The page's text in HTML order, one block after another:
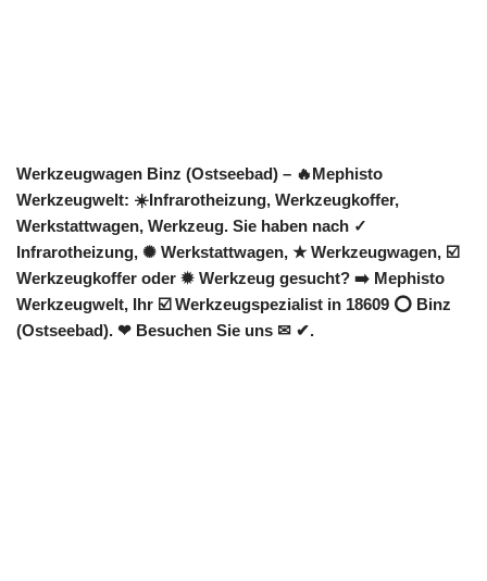
Werkzeugwagen Binz (Ostseebad) – 🔥Mephisto
Werkzeugwelt: ☀️Infrarotheizung, Werkzeugkoffer,
Werkstattwagen, Werkzeug. Sie haben nach ✓
Infrarotheizung, ✺ Werkstattwagen, ★ Werkzeugwagen, ☑️
Werkzeugkoffer oder ✹ Werkzeug gesucht? ➡️ Mephisto
Werkzeugwelt, Ihr ☑️ Werkzeugspezialist in 18609 ⭕ Binz
(Ostseebad). ❤ Besuchen Sie uns ✉ ✔.